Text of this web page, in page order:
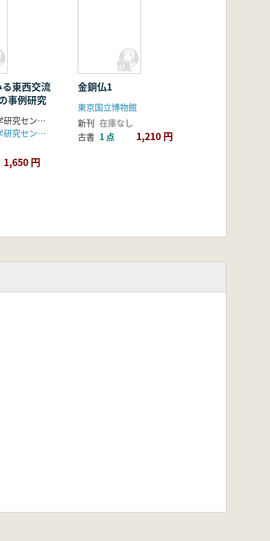
東西交流
事例研究
シルクロード学研究センター 編
シルクロード学研究センター
1,650 円
金銅仏1
東京国立博物館
新刊 在庫なし
古書 1 点 1,210 円